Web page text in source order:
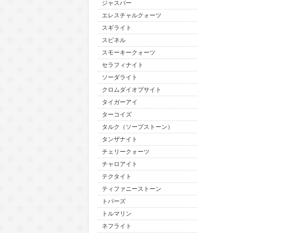
ジャスパー
エレスチャルクォーツ
スギライト
スピネル
スモーキークォーツ
セラフィナイト
ソーダライト
クロムダイオプサイト
タイガーアイ
ターコイズ
タルク（ソープストーン）
タンザナイト
チェリークォーツ
チャロアイト
テクタイト
ティファニーストーン
トパーズ
トルマリン
ネフライト